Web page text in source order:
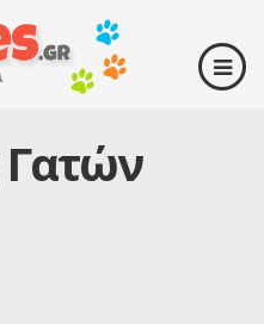
Γατών